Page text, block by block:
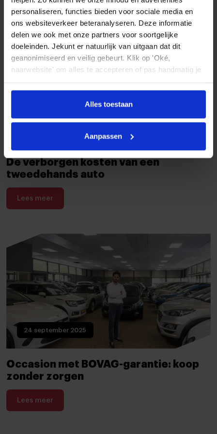
personaliseren, functies bieden voor sociale media en
ons websiteverkeer beteranalyseren. Deze informatie
delen we ook met onze partners voor soortgelijke
doeleinden. Jekunt er natuurlijk van uitgaan dat dit
geanonimiseerd en veilig gebeurt. Klik op 'Oké,
naarwebsite' om alles te accepteren of pas handmatig je
Alles toestaan
Aanpassen
De verborgen kosten van een
tweedehands auto
Lees meer
24 september 2025
Occasion met BOVAG-garantie: koop
zonder zorgen
Lees meer